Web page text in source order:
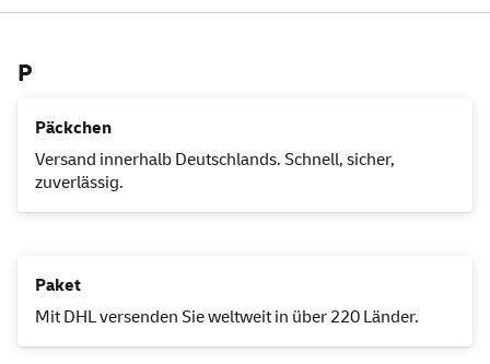
P
Päckchen
Versand innerhalb Deutschlands. Schnell, sicher,
zuverlässig.
Paket
Mit DHL versenden Sie weltweit in über 220 Länder.